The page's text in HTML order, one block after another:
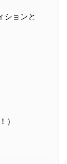
ションと
）